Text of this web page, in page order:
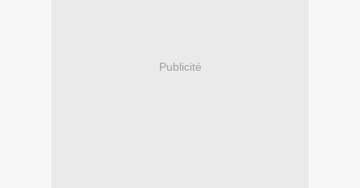
Publicité